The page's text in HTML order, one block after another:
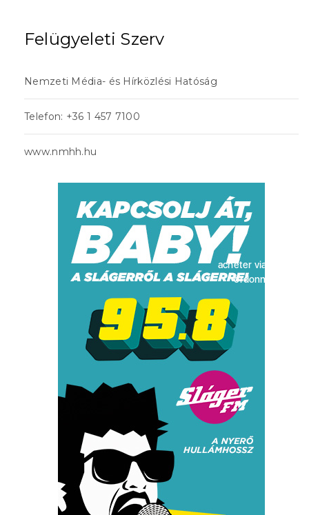
Felügyeleti Szerv
Nemzeti Média- és Hírközlési Hatóság
Telefon: +36 1 457 7100
www.nmhh.hu
acheter viagra sans
ordonnance